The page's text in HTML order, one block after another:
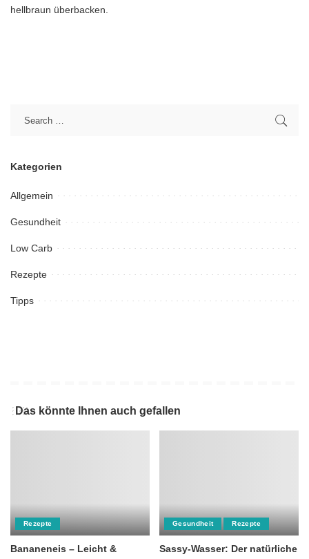
hellbraun überbacken.
Kategorien
Allgemein
Gesundheit
Low Carb
Rezepte
Tipps
Das könnte Ihnen auch gefallen
Rezepte
Bananeneis – Leicht &
Gesundheit Rezepte
Sassy-Wasser: Der natürliche